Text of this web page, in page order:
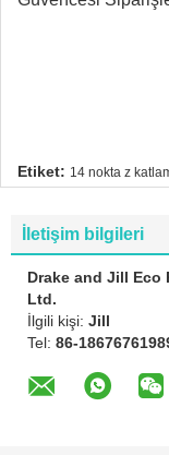
Etiket: 14 nokta z
İletişim bilgileri
Drake and Jill Eco
Ltd.
İlgili kişi: Jill
Tel: 86-